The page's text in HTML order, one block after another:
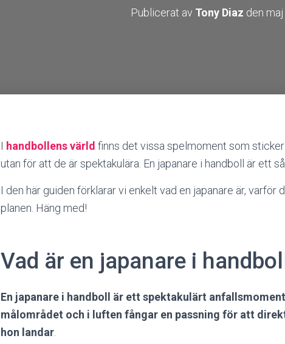
Publicerat av Tony Diaz den
I handbollens värld finns det vissa spelmoment som
utan för att de är spektakulära. En japanare i handboll är ett
I den här guiden förklarar vi enkelt vad en japanare är, varför
planen. Häng med!
Vad är en japanare i
En japanare i handboll är ett spektakulärt
målområdet och i luften fångar en passning för att
hon landar